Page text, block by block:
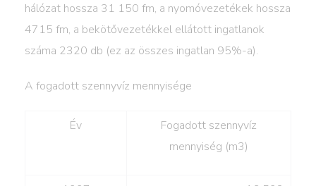
hálózat hossza 31 150 fm, a nyomóvezetékek hossza
4715 fm, a bekötővezetékkel ellátott ingatlanok
száma 2320 db (ez az összes ingatlan 95%-a).
A fogadott szennyvíz mennyisége
Év
Fogadott szennyvíz
mennyiség (m3)